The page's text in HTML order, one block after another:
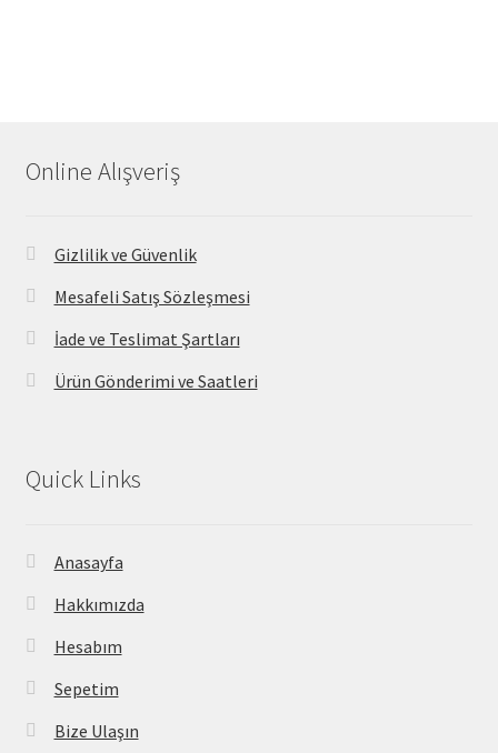
Online Alışveriş
Gizlilik ve Güvenlik
Mesafeli Satış Sözleşmesi
İade ve Teslimat Şartları
Ürün Gönderimi ve Saatleri
Quick Links
Anasayfa
Hakkımızda
Hesabım
Sepetim
Bize Ulaşın